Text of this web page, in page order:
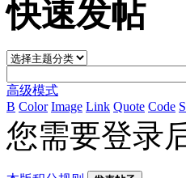
快速发帖
高级模式
B Color Image Link Quote Code
您需要登录